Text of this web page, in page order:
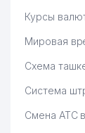
Курсы
Мировая
Схема
Система
Смена АТС